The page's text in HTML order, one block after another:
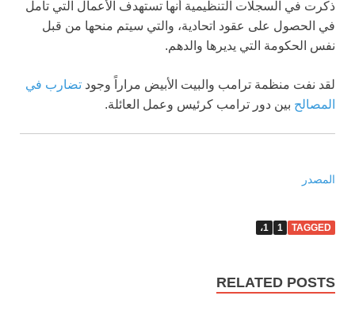
ذكرت في السجلات التنظيمية أنها تستهدف الأعمال التي تأمل
في الحصول على عقود اتحادية، والتي سيتم منحها من قبل
نفس الحكومة التي يديرها والدهم.
لقد نفت منظمة ترامب والبيت الأبيض مراراً وجود تضارب في
المصالح بين دور ترامب كرئيس وعمل العائلة.
المصدر
TAGGED
1 1،
RELATED POSTS